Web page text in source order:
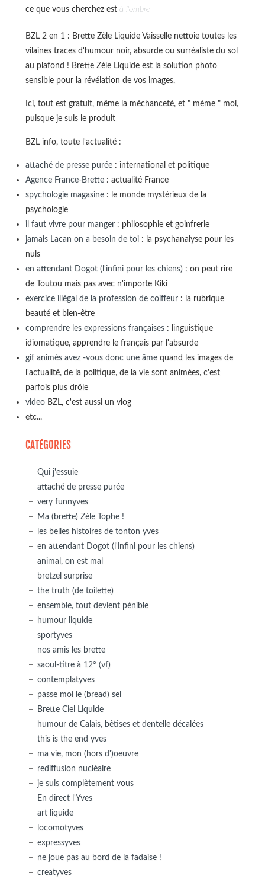
ce que vous cherchez est à l'ombre
BZL 2 en 1 : Brette Zèle Liquide Vaisselle nettoie toutes les
vilaines traces d'humour noir, absurde ou surréaliste du sol
au plafond ! Brette Zèle Liquide est la solution photo
sensible pour la révélation de vos images.
Ici, tout est gratuit, même la méchanceté, et " mème " moi,
puisque je suis le produit
BZL info, toute l'actualité :
attaché de presse purée: international et politique
Agence France-Brette: actualité France
spychologie magasine: le monde mystérieux de la
psychologie
il faut vivre pour manger: philosophie et goinfrerie
jamais Lacan on a besoin de toi: la psychanalyse pour les
nuls
en attendant Dogot (l'infini pour les chiens): on peut rire
de Toutou mais pas avec n'importe Kiki
exercice illégal de la profession de coiffeur: la rubrique
beauté et bien-être
comprendre les expressions françaises: linguistique
idiomatique, apprendre le français par l'absurde
gif animés avez -vous donc une âmequand les images de
l'actualité, de la politique, de la vie sont animées, c'est
parfois plus drôle
videoBZL, c'est aussi un vlog
etc...
CATÉGORIES
Qui j'essuie
attaché de presse purée
very funnyves
Ma (brette) Zèle Tophe !
les belles histoires de tonton yves
en attendant Dogot (l'infini pour les chiens)
animal, on est mal
bretzel surprise
the truth (de toilette)
ensemble, tout devient pénible
humour liquide
sportyves
nos amis les brette
saoul-titre à 12° (vf)
contemplatyves
passe moi le (bread) sel
Brette Ciel Liquide
humour de Calais, bêtises et dentelle décalées
this is the end yves
ma vie, mon (hors d')oeuvre
rediffusion nucléaire
je suis complètement vous
En direct l'Yves
art liquide
locomotyves
expressyves
ne joue pas au bord de la fadaise !
creatyves